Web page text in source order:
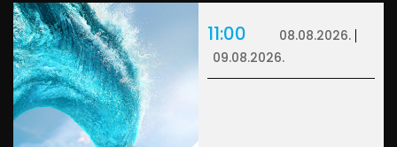
11:00
08.08.2026.
09.08.2026.